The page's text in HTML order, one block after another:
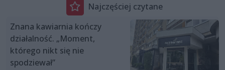
Najczęściej czytane
Znana kawiarnia kończy
działalność. „Moment,
którego nikt się nie
spodziewał”